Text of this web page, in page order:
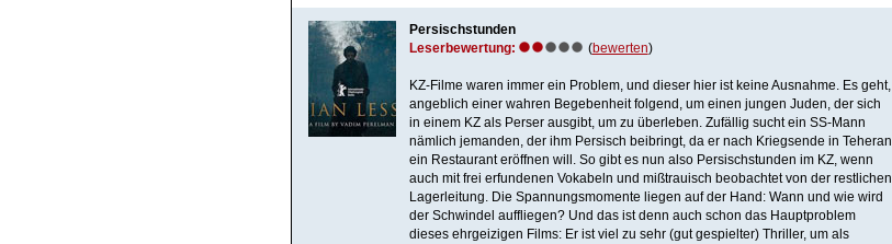
Persischstunden
Leserbewertung: (bewerten)
KZ-Filme waren immer ein Problem, und dieser hier ist keine Ausnahme. Es geht,
angeblich einer wahren Begebenheit folgend, um einen jungen Juden, der sich
in einem KZ als Perser ausgibt, um zu überleben. Zufällig sucht ein SS-Mann
nämlich jemanden, der ihm Persisch beibringt, da er nach Kriegsende in Teheran
ein Restaurant eröffnen will. So gibt es nun also Persischstunden im KZ, wenn
auch mit frei erfundenen Vokabeln und mißtrauisch beobachtet von der restlichen
Lagerleitung. Die Spannungsmomente liegen auf der Hand: Wann und wie wird
der Schwindel auffliegen? Und das ist denn auch schon das Hauptproblem
dieses ehrgeizigen Films: Er ist viel zu sehr (gut gespielter) Thriller, um als